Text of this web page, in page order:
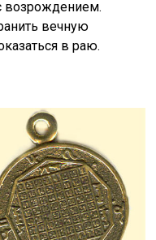
возрождением.
вечную
в раю.